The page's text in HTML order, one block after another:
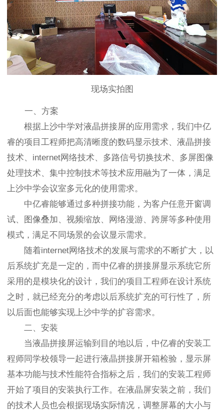
现场实拍图
一、方案
根据上沙中学对液晶拼接屏的应用需求，我们中亿
睿的项目工程师把高清晰度的数码显示技术、液晶拼接
技术、internet网络技术、多路信号切换技术、多屏图像
处理技术、集中控制技术等技术应用融为了一体，满足
上沙中学会议室多元化的使用需求。
中亿睿能够通过多种拼接功能，为客户任意开窗调
试、图像叠加、视频缩放、网络漫游、跨屏等多种使用
模式，满足不同场景的会议显示需求。
随着internet网络技术的发展与需求的不断扩大，以
后系统扩充是一定的，而中亿睿的拼接屏显示系统它所
采用的是模块化的设计，我们的项目工程师在设计系统
之时，就已经充分的考虑以后系统扩充的可行性了，所
以后面也能够实现上沙中学的扩容需求。
二、安装
当液晶拼接屏运输到目的地以后，中亿睿的安装工
程师同学校领导一起进行液晶拼接屏开箱检验，显示屏
基本功能与技术性能符合指标之后，我们的安装工程师
开始了项目的安装执行工作。在液晶屏安装之前，我们
的技术人员也会根据现场实际情况，调整屏幕的大小与